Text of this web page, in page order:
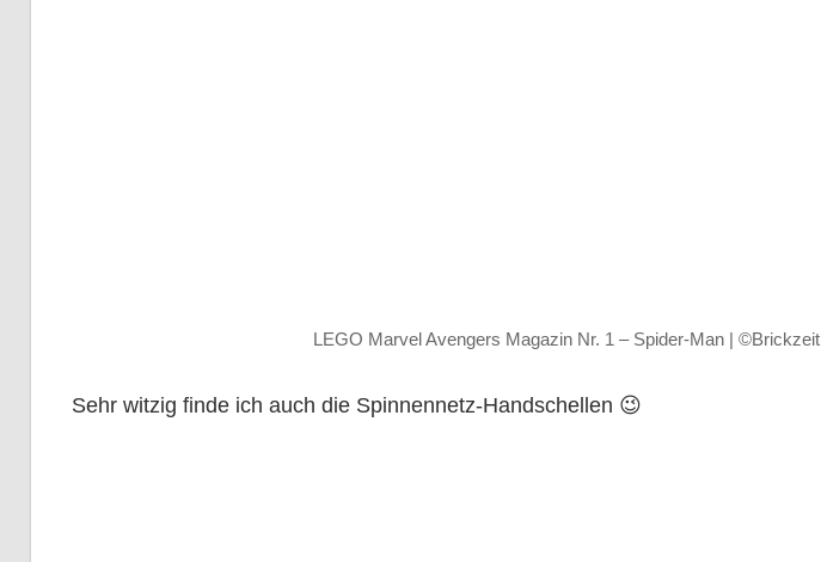
LEGO Marvel Avengers Magazin Nr. 1 – Spider-Man | ©Brickzeit
Sehr witzig finde ich auch die Spinnennetz-Handschellen 😉